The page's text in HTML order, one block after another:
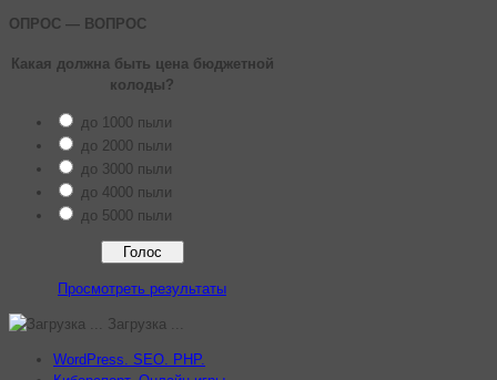
ОПРОС — ВОПРОС
Какая должна быть цена бюджетной
колоды?
до 1000 пыли
до 2000 пыли
до 3000 пыли
до 4000 пыли
до 5000 пыли
Просмотреть результаты
Загрузка ...
WordPress. SEO. PHP.